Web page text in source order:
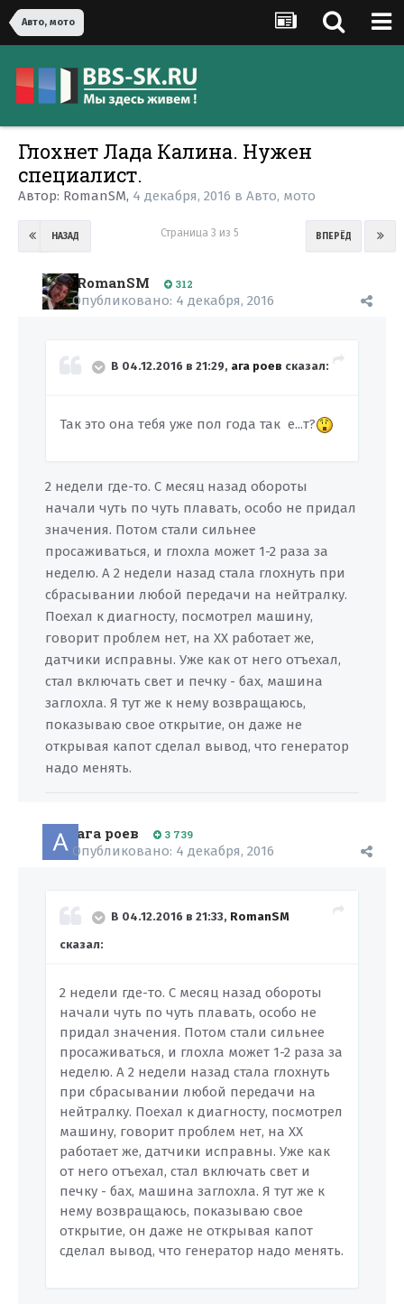
Авто, мото
Глохнет Лада Калина. Нужен
специалист.
Автор: RomanSM, 4 декабря, 2016 в Авто, мото
НАЗАД ВПЕРЁД
Страница 3 из 5
RomanSM 312
Опубликовано: 4 декабря, 2016
В 04.12.2016 в 21:29, ага роев сказал:
Так это она тебя уже пол года так е...т?
2 недели где-то. С месяц назад обороты
начали чуть по чуть плавать, особо не придал
значения. Потом стали сильнее
просаживаться, и глохла может 1-2 раза за
неделю. А 2 недели назад стала глохнуть при
сбрасывании любой передачи на нейтралку.
Поехал к диагносту, посмотрел машину,
говорит проблем нет, на ХХ работает же,
датчики исправны. Уже как от него отъехал,
стал включать свет и печку - бах, машина
заглохла. Я тут же к нему возвращаюсь,
показываю свое открытие, он даже не
открывая капот сделал вывод, что генератор
надо менять.
ага роев 3 739
Опубликовано: 4 декабря, 2016
В 04.12.2016 в 21:33, RomanSM
сказал:
2 недели где-то. С месяц назад обороты
начали чуть по чуть плавать, особо не
придал значения. Потом стали сильнее
просаживаться, и глохла может 1-2 раза за
неделю. А 2 недели назад стала глохнуть
при сбрасывании любой передачи на
нейтралку. Поехал к диагносту, посмотрел
машину, говорит проблем нет, на ХХ
работает же, датчики исправны. Уже как
от него отъехал, стал включать свет и
печку - бах, машина заглохла. Я тут же к
нему возвращаюсь, показываю свое
открытие, он даже не открывая капот
сделал вывод, что генератор надо менять.